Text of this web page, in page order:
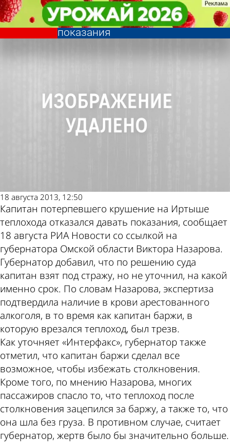
Капитан утонувшего на Иртыше
теплохода отказался давать
показания
В стране и
мире
18 августа 2013, 12:50
Капитан потерпевшего крушение на Иртыше
теплохода отказался давать показания, сообщает
18 августа РИА Новости со ссылкой на
губернатора Омской области Виктора Назарова.
Губернатор добавил, что по решению суда
капитан взят под стражу, но не уточнил, на какой
именно срок. По словам Назарова, экспертиза
подтвердила наличие в крови арестованного
алкоголя, в то время как капитан баржи, в
которую врезался теплоход, был трезв.
Как уточняет «Интерфакс», губернатор также
отметил, что капитан баржи сделал все
возможное, чтобы избежать столкновения.
Кроме того, по мнению Назарова, многих
пассажиров спасло то, что теплоход после
столкновения зацепился за баржу, а также то, что
она шла без груза. В противном случае, считает
губернатор, жертв было бы значительно больше.
Капитан утонувшего на Иртыше
теплохода отказался давать
показания
В стране и
мире
Последние
новости
Погода и курсы
валют в Пензе